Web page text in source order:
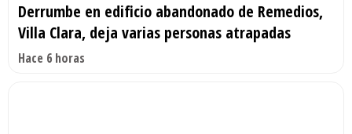
Derrumbe en edificio abandonado de Remedios,
Villa Clara, deja varias personas atrapadas
Hace 6 horas